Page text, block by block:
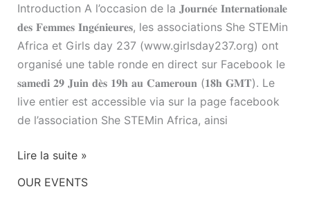
Introduction A l’occasion de la 𝐉𝐨𝐮𝐫𝐧𝐞́𝐞 𝐈𝐧𝐭𝐞𝐫𝐧𝐚𝐭𝐢𝐨𝐧𝐚𝐥𝐞
𝐝𝐞𝐬 𝐅𝐞𝐦𝐦𝐞𝐬 𝐈𝐧𝐠𝐞́𝐧𝐢𝐞𝐮𝐫𝐞𝐬, les associations She STEMin
Africa et Girls day 237 (www.girlsday237.org) ont
organisé une table ronde en direct sur Facebook le
𝐬𝐚𝐦𝐞𝐝𝐢 𝟐𝟗 𝐉𝐮𝐢𝐧 𝐝𝐞̀𝐬 𝟏𝟗𝐡 𝐚𝐮 𝐂𝐚𝐦𝐞𝐫𝐨𝐮𝐧 (𝟏𝟖𝐡 𝐆𝐌𝐓). Le
live entier est accessible via sur la page facebook
de l’association She STEMin Africa, ainsi
Lire la suite »
OUR EVENTS